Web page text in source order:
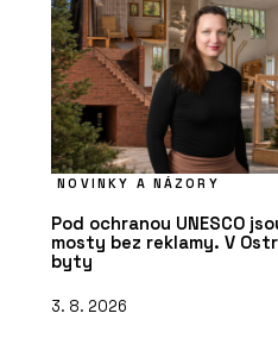
NOVINKY A NÁZORY
Pod ochranou UNESCO
mosty bez reklamy. V
byty
3. 8. 2026